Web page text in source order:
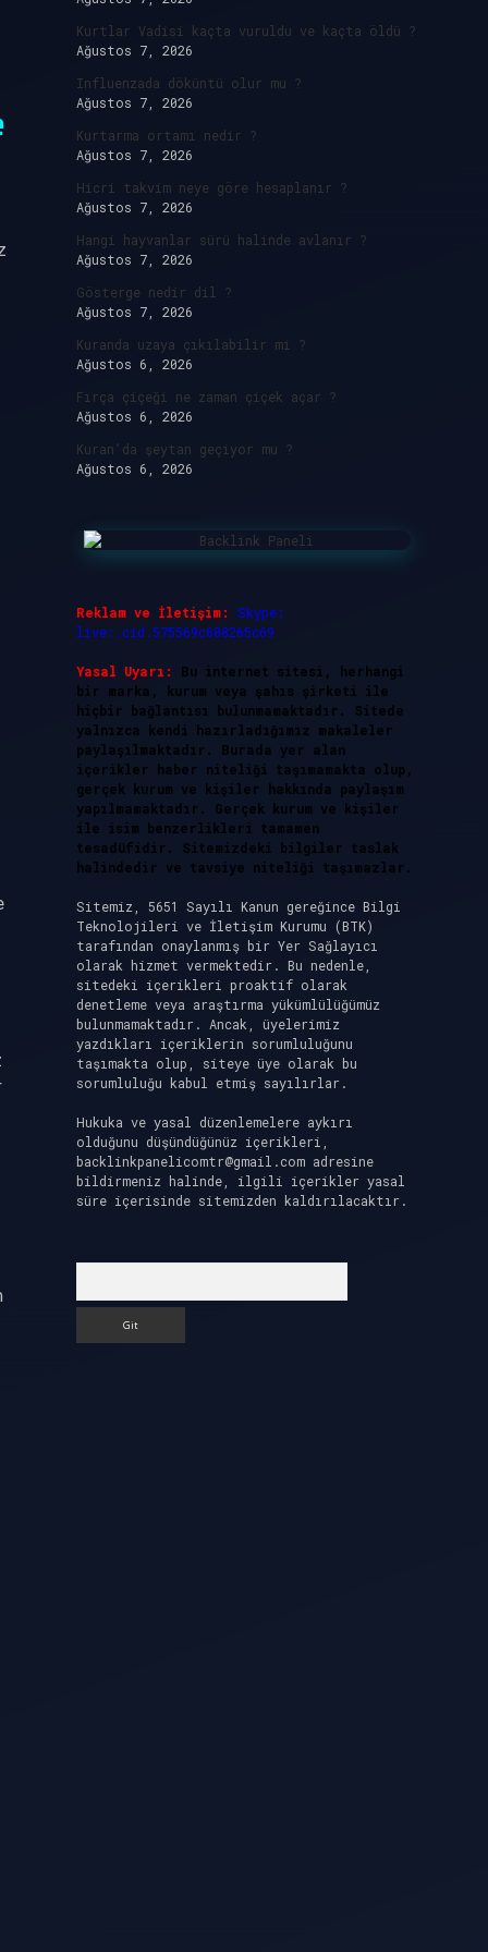
Kurtlar Vadisi kaçta vuruldu ve kaçta öldü ?
Ağustos 7, 2026
Influenzada döküntü olur mu ?
Ağustos 7, 2026
Kurtarma ortamı nedir ?
Ağustos 7, 2026
Hicri takvim neye göre hesaplanır ?
Ağustos 7, 2026
Hangi hayvanlar sürü halinde avlanır ?
Ağustos 7, 2026
Gösterge nedir dil ?
Ağustos 7, 2026
Kuranda uzaya çıkılabilir mi ?
Ağustos 6, 2026
Fırça çiçeği ne zaman çiçek açar ?
Ağustos 6, 2026
Kuran’da şeytan geçiyor mu ?
Ağustos 6, 2026
Reklam ve İletişim:
Skype:
live:.cid.575569c608265c69
Yasal Uyarı:
Bu internet sitesi, herhangi
bir marka, kurum veya şahıs şirketi ile
hiçbir bağlantısı bulunmamaktadır. Sitede
yalnızca kendi hazırladığımız makaleler
paylaşılmaktadır. Burada yer alan
içerikler haber niteliği taşımamakta olup,
gerçek kurum ve kişiler hakkında paylaşım
yapılmamaktadır. Gerçek kurum ve kişiler
ile isim benzerlikleri tamamen
tesadüfidir. Sitemizdeki bilgiler taslak
halindedir ve tavsiye niteliği taşımazlar.
Sitemiz, 5651 Sayılı Kanun gereğince Bilgi
Teknolojileri ve İletişim Kurumu (BTK)
tarafından onaylanmış bir Yer Sağlayıcı
olarak hizmet vermektedir. Bu nedenle,
sitedeki içerikleri proaktif olarak
denetleme veya araştırma yükümlülüğümüz
bulunmamaktadır. Ancak, üyelerimiz
yazdıkları içeriklerin sorumluluğunu
taşımakta olup, siteye üye olarak bu
sorumluluğu kabul etmiş sayılırlar.
Hukuka ve yasal düzenlemelere aykırı
olduğunu düşündüğünüz içerikleri,
backlinkpanelicomtr@gmail.comadresine
bildirmeniz halinde, ilgili içerikler yasal
süre içerisinde sitemizden kaldırılacaktır.